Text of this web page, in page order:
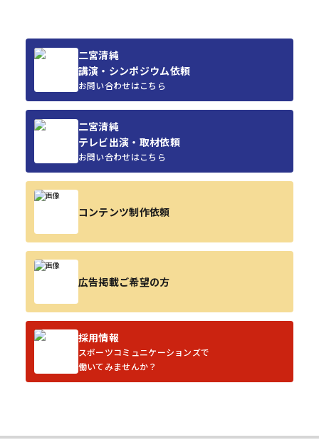
二宮清純
講演・シンポジウム依頼
お問い合わせはこちら
二宮清純
テレビ出演・取材依頼
お問い合わせはこちら
コンテンツ制作依頼
広告掲載ご希望の方
採用情報
スポーツコミュニケーションズで
働いてみませんか？